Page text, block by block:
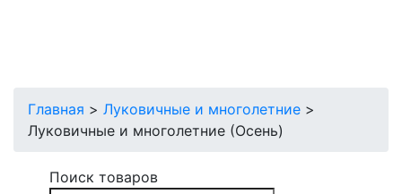
Главная > Луковичные и многолетние >
Луковичные и многолетние (Осень)
Поиск товаров